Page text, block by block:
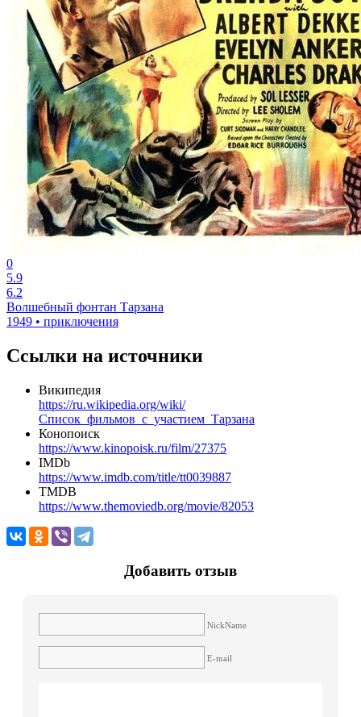
0
5.9
6.2
Волшебный фонтан Тарзана
1949 • приключения
Ссылки на источники
Википедия
https://ru.wikipedia.org/wiki/
Список_фильмов_с_участием_Тарзана
Конопоиск
https://www.kinopoisk.ru/film/27375
IMDb
https://www.imdb.com/title/tt0039887
TMDB
https://www.themoviedb.org/movie/82053
Добавить отзыв
NickName
E-mail